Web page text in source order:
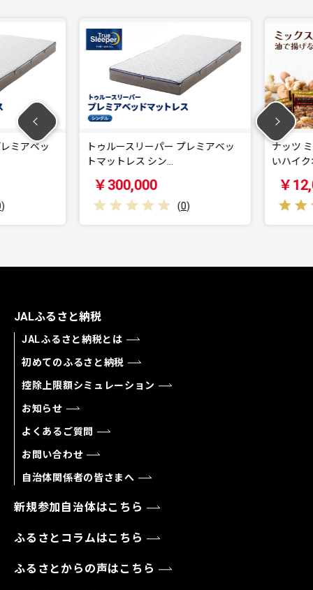
アベッ
トゥルースリーパー プレミアベッ
トマットレス シン…
￥300,000
( 0)
ナッツ ミ
いハイク
￥
JALふるさと納税
JALふるさと納税とは
初めてのふるさと納税
控除上限額シミュレーション
お知らせ
よくあるご質問
お問い合わせ
自治体関係者の皆さまへ
新規参加自治体はこちら
ふるさとコラムはこちら
ふるさとからの声はこちら